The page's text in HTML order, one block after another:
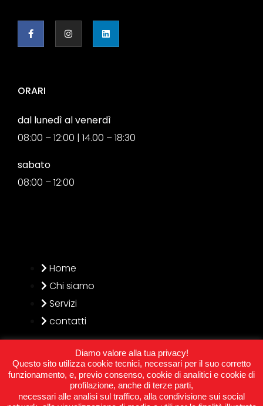
ORARI
dal lunedì al venerdì
08:00 – 12:00 | 14.00 – 18:30
sabato
08:00 – 12:00
Home
Chi siamo
Servizi
contatti
© 2021 Angela Gomme | P.I. e C.F. 03934940168
Diamo valore alla tua privacy!
Questo sito utilizza cookie tecnici, necessari per il suo corretto
funzionamento, e, previo consenso, cookie di analitici e cookie di
profilazione, anche di terze parti,
necessari alle analisi sul traffico, alla condivisione sui social